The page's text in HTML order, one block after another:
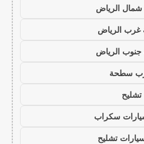
الرياض
الرياض
الرياض
سطحة
تشليح
سكراب
تشليح